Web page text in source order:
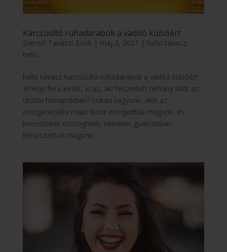
Karcsúsító ruhadarabok a vadító külsőért
Szerző: Tavaszi Zsolt | máj 3, 2021 | hello tavasz,
hello
hello tavasz Karcsúsító ruhadarabok a vadító külsőért
Emelje fel a kezét, ki az, aki felszedett néhány kilót az
utóbbi hónapokban? Sokan vagyunk, akik az
elszigetelődés miatt kicsit elengedtük magunk, és
kevesebbet mozogtunk, ellenben gyakrabban
kényeztettük magunk...